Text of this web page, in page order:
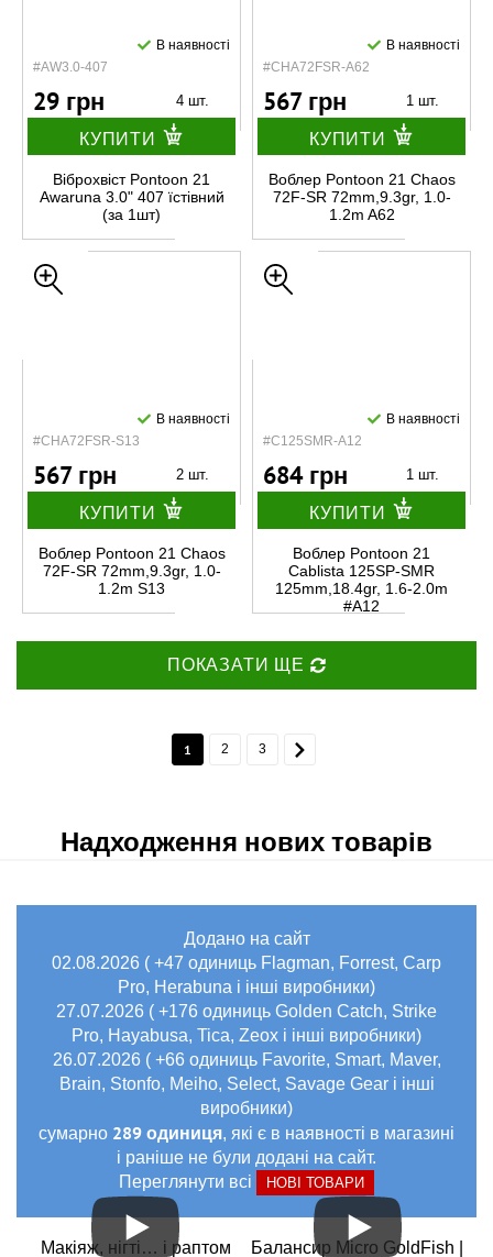
#AW3.0-407
В наявності
29 грн 4 шт.
КУПИТИ
Віброхвіст Pontoon 21
Awaruna 3.0" 407 їстівний
(за 1шт)
#CHA72FSR-A62
В наявності
567 грн 1 шт.
КУПИТИ
Воблер Pontoon 21 Chaos
72F-SR 72mm,9.3gr, 1.0-
1.2m A62
#CHA72FSR-S13
В наявності
567 грн 2 шт.
КУПИТИ
Воблер Pontoon 21 Chaos
72F-SR 72mm,9.3gr, 1.0-
1.2m S13
#C125SMR-A12
В наявності
684 грн 1 шт.
КУПИТИ
Воблер Pontoon 21
Cablista 125SP-SMR
125mm,18.4gr, 1.6-2.0m
#A12
ПОКАЗАТИ ЩЕ
1 2 3
Надходження нових товарів
Додано на сайт
02.08.2026 ( +47 одиниць Flagman, Forrest, Carp
Pro, Herabuna і інші виробники)
27.07.2026 ( +176 одиниць Golden Catch, Strike
Pro, Hayabusa, Tica, Zeox і інші виробники)
26.07.2026 ( +66 одиниць Favorite, Smart, Maver,
Brain, Stonfo, Meiho, Select, Savage Gear і інші
виробники)
сумарно 289 одиниця, які є в наявності в магазині
і раніше не були додані на сайт.
Переглянути всі
НОВІ ТОВАРИ
Макіяж, нігті… і раптом
Балансир Micro GoldFish |